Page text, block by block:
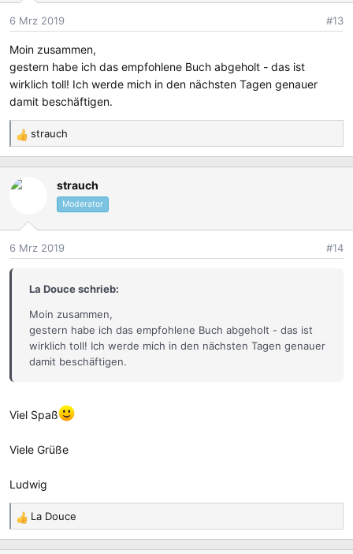
o
n
n
:
6 Mrz 2019 #13
Moin zusammen,
gestern habe ich das empfohlene Buch abgeholt - das ist
wirklich toll! Ich werde mich in den nächsten Tagen genauer
damit beschäftigen.
R
e
a
k
o
n
strauch
strauch
Moderator
6 Mrz 2019 #14
La Douce schrieb:
Moin zusammen,
gestern habe ich das empfohlene Buch abgeholt - das ist
wirklich toll! Ich werde mich in den nächsten Tagen genauer
damit beschäftigen.
Viel Spaß
Viele Grüße
Ludwig
R
e
La Douce